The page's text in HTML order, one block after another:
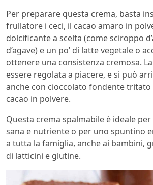
Per preparare questa crema, basta
frullatore i ceci, il cacao amaro in
dolcificante a scelta (come sciroppo
d’agave) e un po’ di latte vegetale o
ottenere una consistenza cremosa.
essere regolata a piacere, e si può
anche con cioccolato fondente tritato
cacao in polvere.
Questa crema spalmabile è ideale
sana e nutriente o per uno spuntino
a tutta la famiglia, anche ai bambini,
di latticini e glutine.